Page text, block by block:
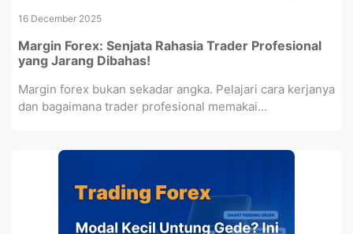
16 December 2025
Margin Forex: Senjata Rahasia Trader Profesional
yang Jarang Dibahas!
Margin forex bukan sekadar angka. Pelajari cara kerjanya
dan bagaimana trader profesional memakai...